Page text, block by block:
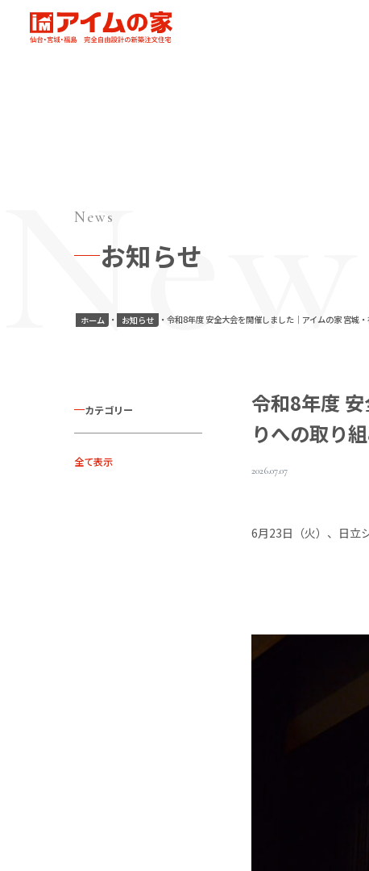
本文へ移動
News
お知らせ
ホーム お知らせ 令和8年度 安全大会を開催しました｜アイムの家 宮城
カテゴリー
全て表示
令和8年度
りへの取り
2026.07.07
6月23日（火）、日立